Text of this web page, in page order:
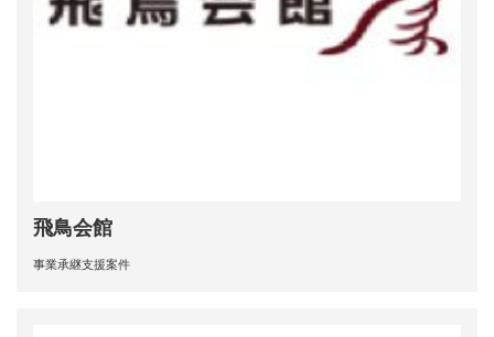
飛鳥会館
事業承継支援案件